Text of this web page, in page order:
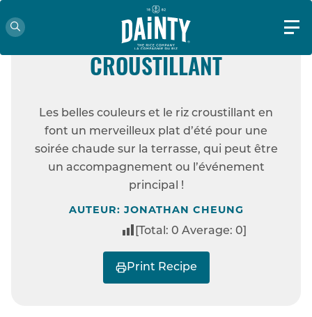
AVEC RIZ CROUSTILLANT
VÉGÉTALIEN
SALADE D’ÉTÉ AVEC RIZ
CROUSTILLANT
Les belles couleurs et le riz croustillant en
font un merveilleux plat d’été pour une
soirée chaude sur la terrasse, qui peut être
un accompagnement ou l’événement
principal !
AUTEUR: JONATHAN CHEUNG
[Total: 0 Average: 0
Print Recipe